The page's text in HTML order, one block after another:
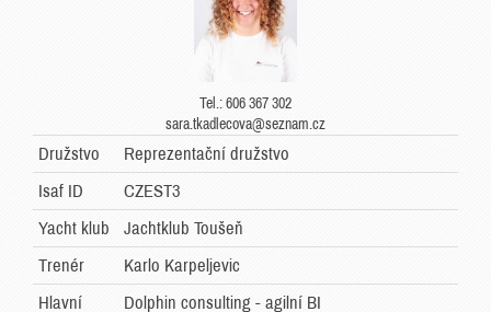
Tel.: 606 367 302
sara.tkadlecova@seznam.cz
Družstvo
Reprezentační družstvo
Isaf ID
CZEST3
Yacht klub
Jachtklub Toušeň
Trenér
Karlo Karpeljevic
Hlavní
Dolphin consulting - agilní BI